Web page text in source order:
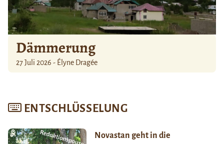
Dämmerung
27 Juli 2026 - Élyne Dragée
ENTSCHLÜSSELUNG
Novastan geht in die